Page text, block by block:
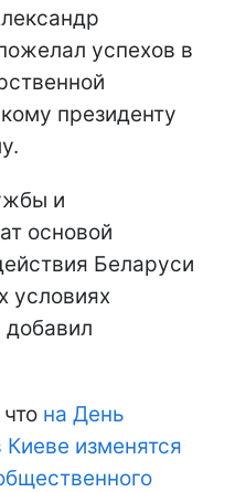
успехов в
президенту
и
основой
Беларуси
условиях
на День
изменятся